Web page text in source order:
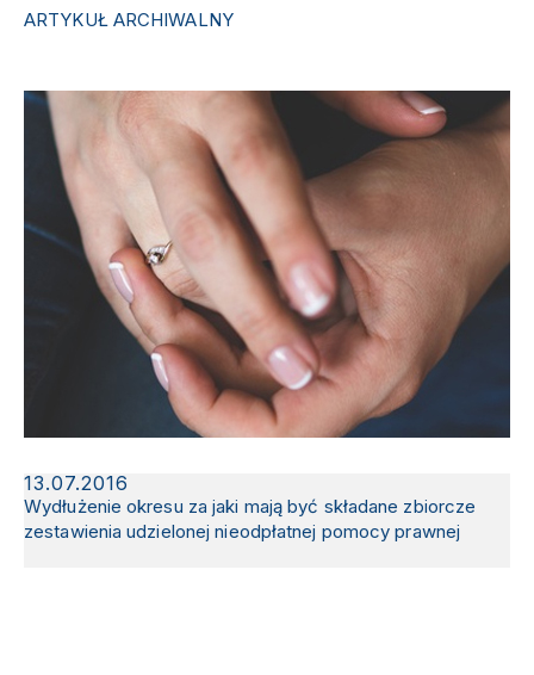
ARTYKUŁ ARCHIWALNY
13.07.2016
Wydłużenie okresu za jaki mają być składane zbiorcze
zestawienia udzielonej nieodpłatnej pomocy prawnej